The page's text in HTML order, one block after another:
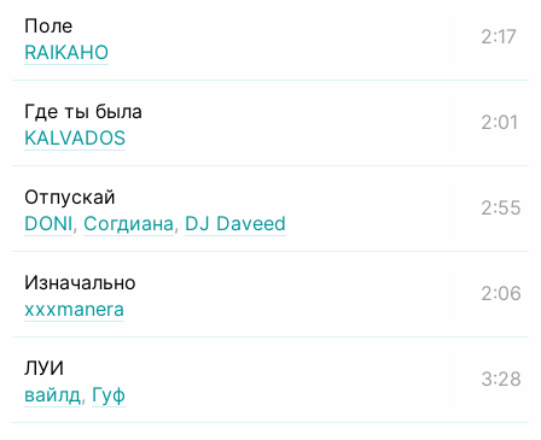
Поле
RAIKAHO
2:17
Где ты была
KALVADOS
2:01
Отпускай
DONI, Согдиана, DJ Daveed
2:55
Изначально
xxxmanera
2:06
ЛУИ
вайлд, Гуф
3:28